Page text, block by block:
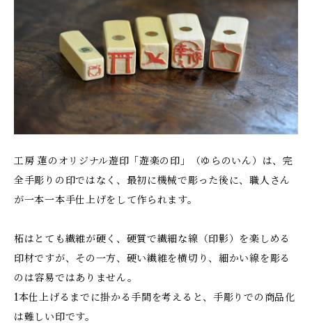
工房 蓮のオリジナル遊印「遊楽の印」（ゆらのいん）は、完
全手彫りの印ではなく、最初に機械で彫った後に、職人さん
が一本一本手仕上げをして作られます。
柘はとても繊維が硬く、硬質で繊細な線（印影）を楽しめる
印材ですが、その一方、硬い繊維を横切り、細かい線を彫る
のは容易ではありません。
1本仕上げるまでに掛かる手間を考えると、手彫りでの商品化
は難しい印です。